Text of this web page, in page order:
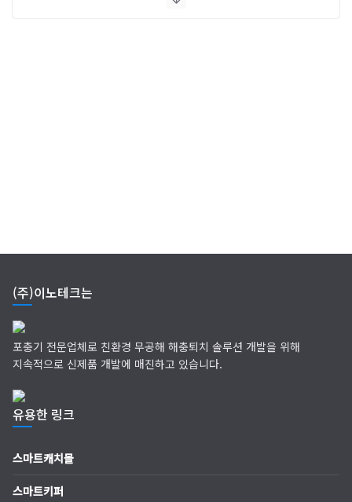
(주)이노테크는
포충기 전문업체로 친환경 무공해 해충퇴치 솔루션 개발을 위해
지속적으로 신제품 개발에 매진하고 있습니다.
유용한 링크
스마트캐치몰
스마트키퍼